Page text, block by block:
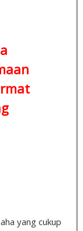
yang cukup